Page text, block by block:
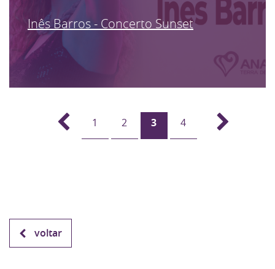
Inês Barros - Concerto Sunset
1 2 3 4
voltar